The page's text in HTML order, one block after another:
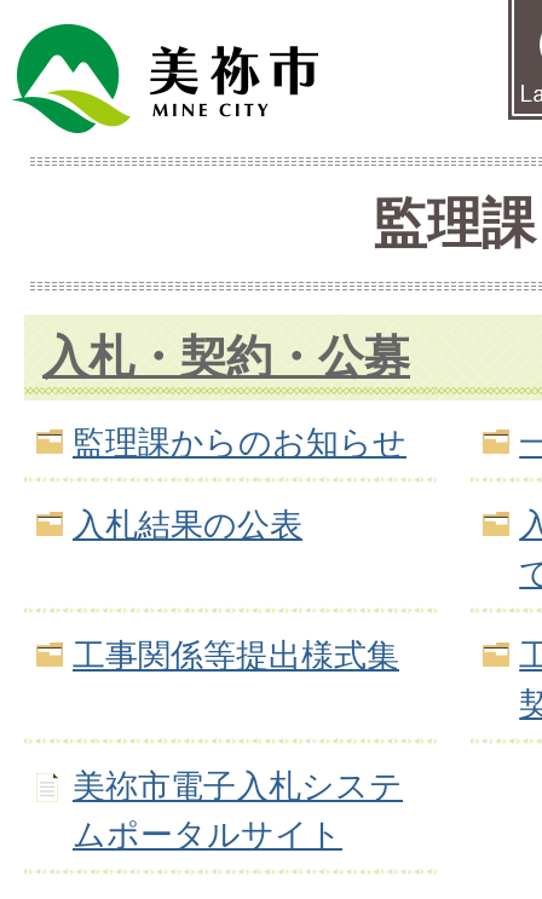
監理課
入札・契約・公募
監理課からのお知らせ
入札結果の公表
工事関係等提出様式集
美祢市電子入札システ
ムポータルサイト